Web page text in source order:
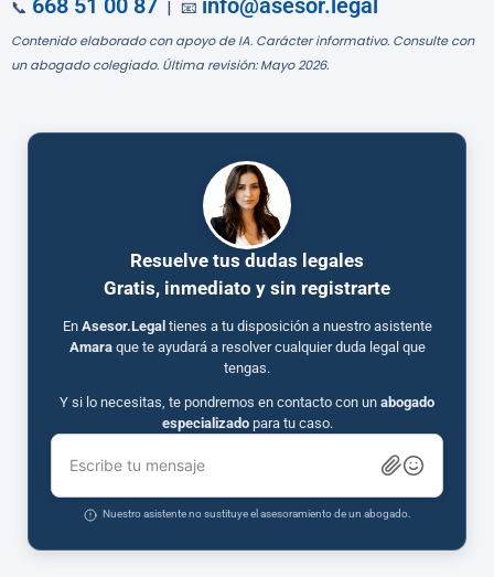
📞 668 51 00 87 | 📧 info@asesor.legal
Contenido elaborado con apoyo de IA. Carácter informativo. Consulte con
un abogado colegiado. Última revisión: Mayo 2026.
Resuelve tus dudas legales
Gratis, inmediato y sin registrarte
En Asesor.Legal tienes a tu disposición a nuestro asistente
Amaraque te ayudará a resolver cualquier duda legal que
tengas.
Y si lo necesitas, te pondremos en contacto con un abogado
especializadopara tu caso.
Escribe tu mensaje
Nuestro asistente no sustituye el asesoramiento de un abogado.